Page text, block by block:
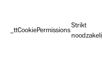
_ttCookiePermissions
Strikt